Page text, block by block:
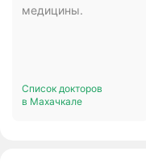
медицины.
Список докторов
в Махачкале